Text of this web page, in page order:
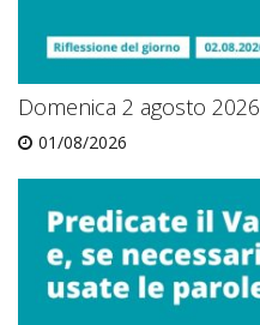
Domenica 2 agosto 2026
01/08/2026